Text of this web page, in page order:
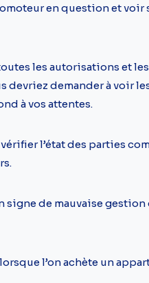
en question et voir
les autorisations et
demander à voir
à vos attentes.
l’état des parties
signe de mauvaise
l’on achète un